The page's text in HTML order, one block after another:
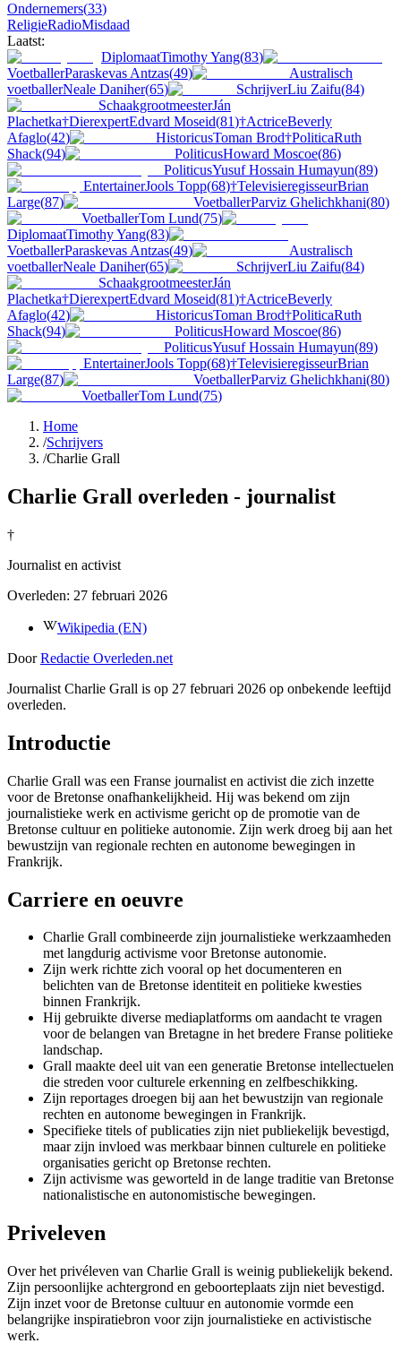
Ondernemers(33)
ReligieRadioMisdaad
Laatst:
DiplomaatTimothy Yang(83)
VoetballerParaskevas Antzas(49)
Australisch
voetballerNeale Daniher(65) SchrijverLiu Zaifu(84)
SchaakgrootmeesterJán
Plachetka†DierexpertEdvard Moseid(81)†ActriceBeverly
Afaglo(42) HistoricusToman Brod†PoliticaRuth
Shack(94) PoliticusHoward Moscoe(86)
PoliticusYusuf Hossain Humayun(89)
EntertainerJools Topp(68)†TelevisieregisseurBrian
Large(87) VoetballerParviz Ghelichkhani(80)
VoetballerTom Lund(75)
DiplomaatTimothy Yang(83)
VoetballerParaskevas Antzas(49)
Australisch
voetballerNeale Daniher(65) SchrijverLiu Zaifu(84)
SchaakgrootmeesterJán
Plachetka†DierexpertEdvard Moseid(81)†ActriceBeverly
Afaglo(42) HistoricusToman Brod†PoliticaRuth
Shack(94) PoliticusHoward Moscoe(86)
PoliticusYusuf Hossain Humayun(89)
EntertainerJools Topp(68)†TelevisieregisseurBrian
Large(87) VoetballerParviz Ghelichkhani(80)
VoetballerTom Lund(75)
Home
/Schrijvers
/Charlie Grall
Charlie Grall overleden - journalist
†
Journalist en activist
Overleden: 27 februari 2026
Wikipedia (EN)
Door Redactie Overleden.net
Journalist Charlie Grall is op 27 februari 2026 op onbekende leeftijd
overleden.
Introductie
Charlie Grall was een Franse journalist en activist die zich inzette
voor de Bretonse onafhankelijkheid. Hij was bekend om zijn
journalistieke werk en activisme gericht op de promotie van de
Bretonse cultuur en politieke autonomie. Zijn werk droeg bij aan het
bewustzijn van regionale rechten en autonome bewegingen in
Frankrijk.
Carriere en oeuvre
Charlie Grall combineerde zijn journalistieke werkzaamheden
met langdurig activisme voor Bretonse autonomie.
Zijn werk richtte zich vooral op het documenteren en
belichten van de Bretonse identiteit en politieke kwesties
binnen Frankrijk.
Hij gebruikte diverse mediaplatforms om aandacht te vragen
voor de belangen van Bretagne in het bredere Franse politieke
landschap.
Grall maakte deel uit van een generatie Bretonse intellectuelen
die streden voor culturele erkenning en zelfbeschikking.
Zijn reportages droegen bij aan het bewustzijn van regionale
rechten en autonome bewegingen in Frankrijk.
Specifieke titels of publicaties zijn niet publiekelijk bevestigd,
maar zijn invloed was merkbaar binnen culturele en politieke
organisaties gericht op Bretonse rechten.
Zijn activisme was geworteld in de lange traditie van Bretonse
nationalistische en autonomistische bewegingen.
Priveleven
Over het privéleven van Charlie Grall is weinig publiekelijk bekend.
Zijn persoonlijke achtergrond en geboorteplaats zijn niet bevestigd.
Zijn inzet voor de Bretonse cultuur en autonomie vormde een
belangrijke inspiratiebron voor zijn journalistieke en activistische
werk.